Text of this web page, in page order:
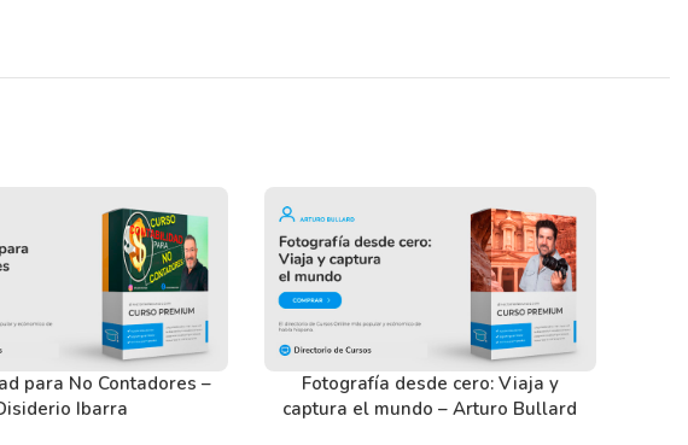
para No Contadores –
Ibarra
Fotografía desde cero: Viaja y
captura el mundo – Arturo Bullard